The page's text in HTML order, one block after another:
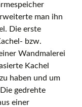
man ihn
Die erste
bzw.
Wandmalerei
Kachel
haben und um
gedrehte
einer